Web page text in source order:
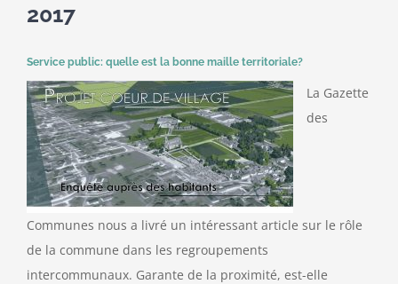
Nos actions
Agenda
Adhérer
Contact
2017
Service public: quelle est la bonne maille territoriale?
La Gazette
des
Communes nous a livré un intéressant article sur le rôle
de la commune dans les regroupements
intercommunaux. Garante de la proximité, est-elle